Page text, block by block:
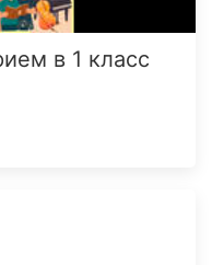
в 1 класс